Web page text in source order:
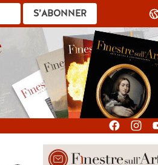
S’ABONNER